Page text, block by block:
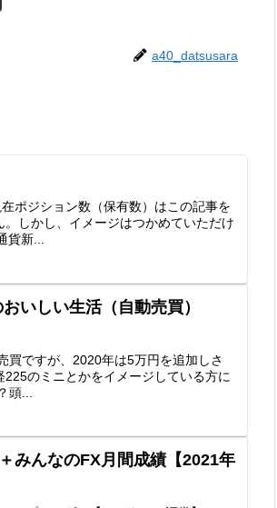
a40_datsusara
ポジション数（保有数）はこの記事を
しかし、イメージはつかめていただけ
貨新...
いしい生活（自動売買）
買ですが、2020年は5万円を追加しさ
のミニとかをイメージしている方に
頭...
みんなのFX月間成績【2021年